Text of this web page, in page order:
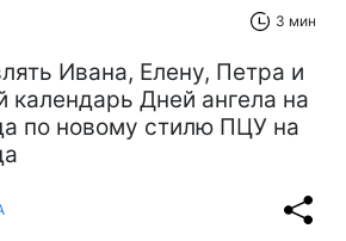
3 мин
Ивана, Елену, Петра и
календарь Дней ангела на
по новому стилю ПЦУ на